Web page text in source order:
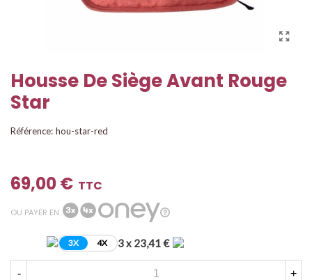
Housse De Siège Avant Rouge
Star
Référence: hou-star-red
69,00 € TTC
OU PAYER EN
3X 4X 3 x 23,41 €
- +